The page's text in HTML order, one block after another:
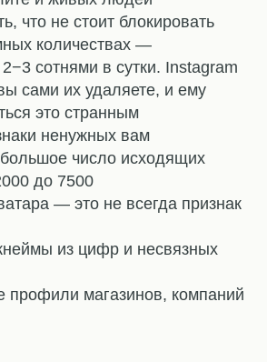
что не стоит блокировать
количествах —
2−3 сотнями в сутки. Instagram
сами их удаляете, и ему
это странным
ненужных вам
число исходящих
до 7500
— это не всегда признак
из цифр и несвязных
профили магазинов, компаний